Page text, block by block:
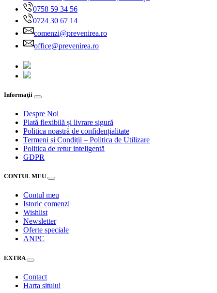
0758 59 34 56
0724 30 67 14
comenzi@prevenirea.ro
office@prevenirea.ro
Informaţii
Despre Noi
Plată flexibilă și livrare sigură
Politica noastră de confidențialitate
Termeni și Condiții – Politica de Utilizare
Politica de retur inteligentă
GDPR
CONTUL MEU
Contul meu
Istoric comenzi
Wishlist
Newsletter
Oferte speciale
ANPC
EXTRA
Contact
Harta sitului